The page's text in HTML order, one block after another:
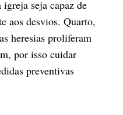
seja capaz de
aos desvios. Quarto,
heresias proliferam
por isso cuidar
preventivas